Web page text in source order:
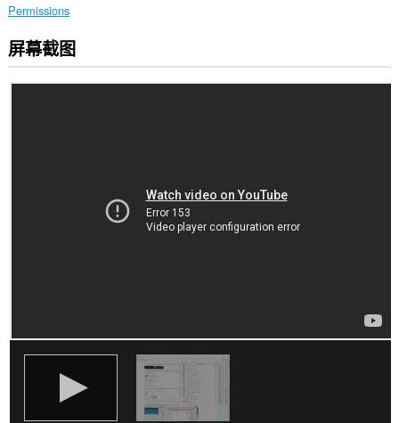
Permissions
此
扩
屏幕截图